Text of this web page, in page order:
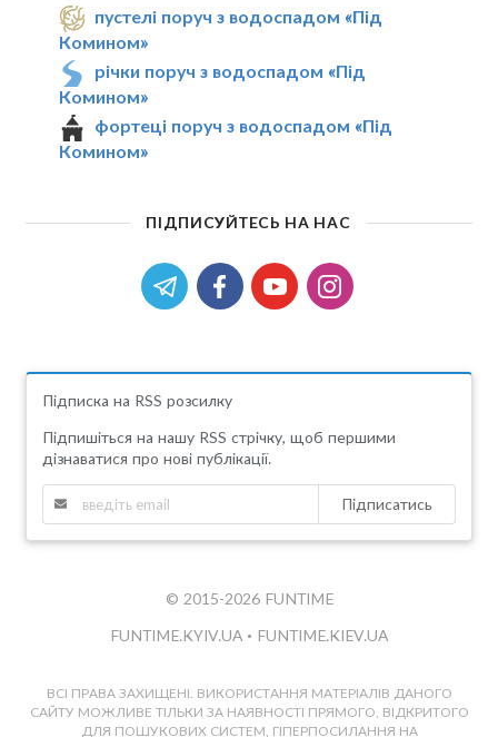
пустелі поруч з водоспадом «Під
Комином»
річки поруч з водоспадом «Під
Комином»
фортеці поруч з водоспадом «Під
Комином»
ПІДПИСУЙТЕСЬ НА НАС
Підписка на RSS розсилку
Підпишіться на нашу RSS стрічку, щоб першими
дізнаватися про нові публікації.
Підписатись
© 2015-2026 FUNTIME
FUNTIME.KYIV.UA • FUNTIME.KIEV.UA
ВСІ ПРАВА ЗАХИЩЕНІ. ВИКОРИСТАННЯ МАТЕРІАЛІВ ДАНОГО
САЙТУ МОЖЛИВЕ ТІЛЬКИ ЗА НАЯВНОСТІ ПРЯМОГО, ВІДКРИТОГО
ДЛЯ ПОШУКОВИХ СИСТЕМ, ГІПЕРПОСИЛАННЯ НА